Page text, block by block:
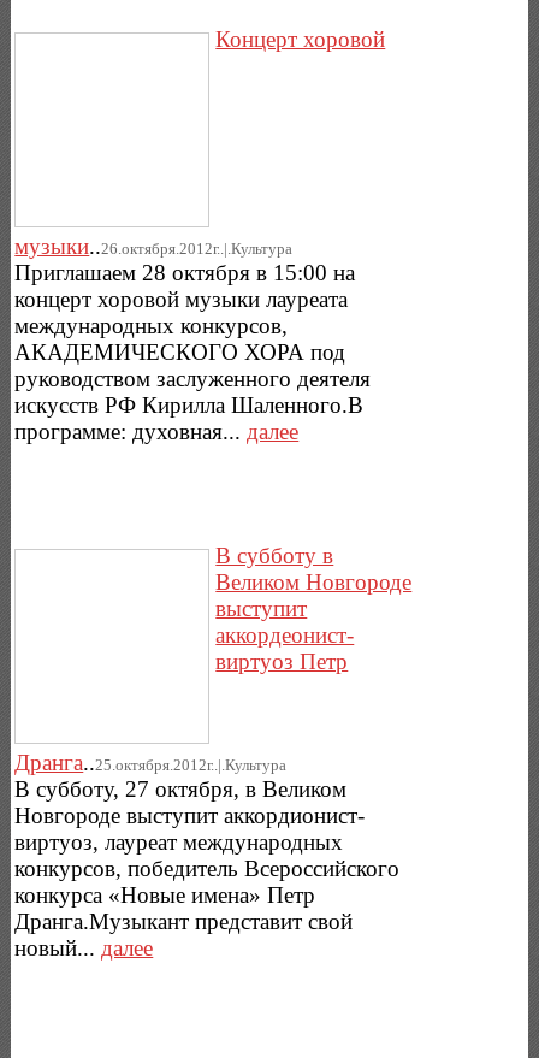
Концерт хоровой
музыки..26.октября.2012г..|.Культура
Приглашаем 28 октября в 15:00 на
концерт хоровой музыки лауреата
международных конкурсов,
АКАДЕМИЧЕСКОГО ХОРА под
руководством заслуженного деятеля
искусств РФ Кирилла Шаленного.В
программе: духовная... далее
В субботу в
Великом Новгороде
выступит
аккордеонист-
виртуоз Петр
Дранга..25.октября.2012г..|.Культура
В субботу, 27 октября, в Великом
Новгороде выступит аккордионист-
виртуоз, лауреат международных
конкурсов, победитель Всероссийского
конкурса «Новые имена» Петр
Дранга.Музыкант представит свой
новый...далее